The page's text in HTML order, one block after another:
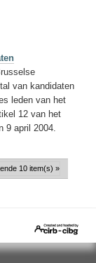
van kandidaten
leden van het
12 van het
9 april 2004.
10 item(s) »